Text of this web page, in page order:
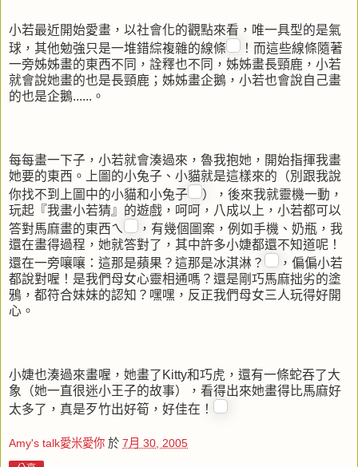
小若最近開始愛畫，以社會化的觀點來看，唯一具型的是氣
球，其他勉強只是一堆錯綜複雜的線條
！而這些線條隨著
一旁姊姊畫的東西不同，詮釋也不同，姊姊畫長頸鹿，小若
就會說她畫的也是長頸鹿；姊姊畫企鵝，小若也會說自己畫
的也是企鵝......。
每每畫一下子，小若就會湊過來，魯我抱她，開始指揮我畫
她要的東西。上圖的小兔子、小貓就是這樣來的（別跟我說
你找不到上圖中的小貓和小兔子
），後來我就靈機一動，
玩起『我畫小若猜』的遊戲，呵呵，八成以上，小若都可以
答對馬麻畫的東西ㄟ
，有幾個圖案，例如手機、奶瓶，我
還在畫得過程，她就答對了，其中許多小婕都還不知道呢！
還在一旁嚷嚷：這那是蘋果？這那是冰淇淋？
，偏偏小若
都說對喔！是我們母女心靈相通嗎？還是剛巧馬麻拙劣的塗
鴉，都符合妹妹的認知？嘿嘿，反正我們母女三人玩得好開
心。
小婕也湊過來畫喔，她畫了Kitty和巧虎，還有一條蛇吞了大
象（她一直很迷小王子的故事），看得出來她畫得比馬麻好
太多了，真是歹竹出好筍，好佳在！
Amy's talk愛米愛你 於 7月 30, 2005